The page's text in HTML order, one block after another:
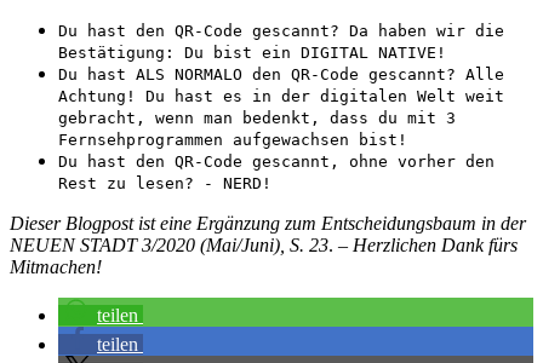
Du hast den QR-Code gescannt? Da haben wir die
Bestätigung: Du bist ein DIGITAL NATIVE!
Du hast ALS NORMALO den QR-Code gescannt? Alle
Achtung! Du hast es in der digitalen Welt weit
gebracht, wenn man bedenkt, dass du mit 3
Fernsehprogrammen aufgewachsen bist!
Du hast den QR-Code gescannt, ohne vorher den
Rest zu lesen? - NERD!
Dieser Blogpost ist eine Ergänzung zum Entscheidungsbaum in der
NEUEN STADT 3/2020 (Mai/Juni), S. 23. – Herzlichen Dank fürs
Mitmachen!
teilen
teilen